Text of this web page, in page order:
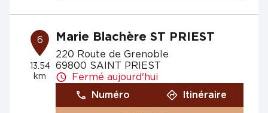
6
13.54
km
Marie Blachère ST PRIEST
220 Route de Grenoble
69800 SAINT PRIEST
Fermé aujourd'hui
Numéro
Itinéraire